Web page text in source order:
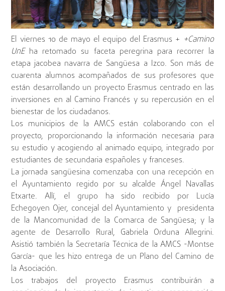
El viernes 10 de mayo el equipo del Erasmus + +Camino
UnE ha retomado su faceta peregrina para recorrer la
etapa jacobea navarra de Sangüesa a Izco. Son más de
cuarenta alumnos acompañados de sus profesores que
están desarrollando un proyecto Erasmus centrado en las
inversiones en al Camino Francés y su repercusión en el
bienestar de los ciudadanos.
Los municipios de la AMCS están colaborando con el
proyecto, proporcionando la información necesaria para
su estudio y acogiendo al animado equipo, integrado por
estudiantes de secundaria españoles y franceses.
La jornada sangüesina comenzaba con una recepción en
el Ayuntamiento regido por su alcalde Ángel Navallas
Etxarte. Allí, el grupo ha sido recibido por Lucía
Echegoyen Ojer, concejal del Ayuntamiento y presidenta
de la Mancomunidad de la Comarca de Sangüesa; y la
agente de Desarrollo Rural, Gabriela Orduna Allegrini.
Asistió también la Secretaría Técnica de la AMCS -Montse
García- que les hizo entrega de un Plano del Camino de
la Asociación.
Los trabajos del proyecto Erasmus contribuirán a